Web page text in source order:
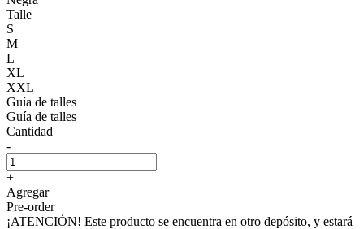
Talle
S
M
L
XL
XXL
Guía de talles
Guía de talles
Cantidad
-
+
Agregar
Pre-order
¡ATENCIÓN! Este producto se encuentra en otro depósito, y estará